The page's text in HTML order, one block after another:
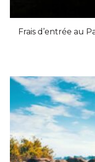
Frais d’entrée au